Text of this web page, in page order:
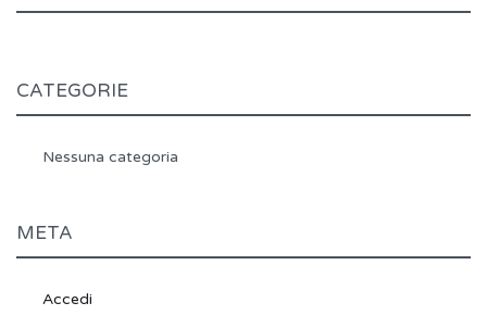
CATEGORIE
Nessuna categoria
META
Accedi